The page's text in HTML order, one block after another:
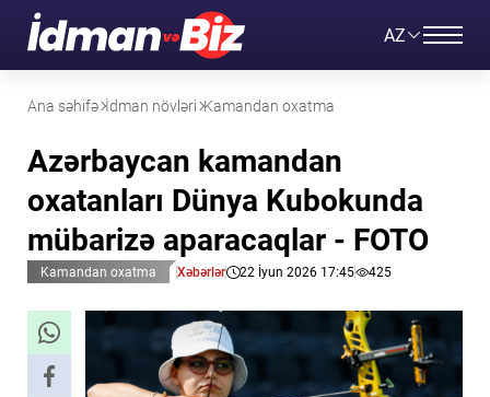
AZ
Ana səhifə İdman növləri Kamandan oxatma
Azərbaycan kamandan
oxatanları Dünya Kubokunda
mübarizə aparacaqlar - FOTO
Kamandan oxatma Xəbərlər 22 İyun 2026 17:45 425